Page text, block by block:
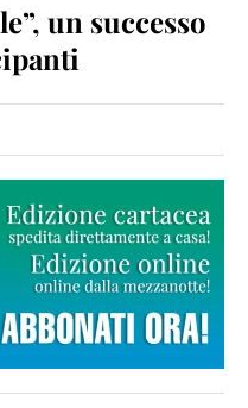
un successo